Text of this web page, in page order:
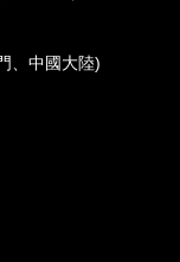
、中國大陸)